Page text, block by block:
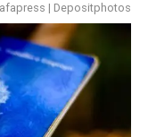
| Depositphotos